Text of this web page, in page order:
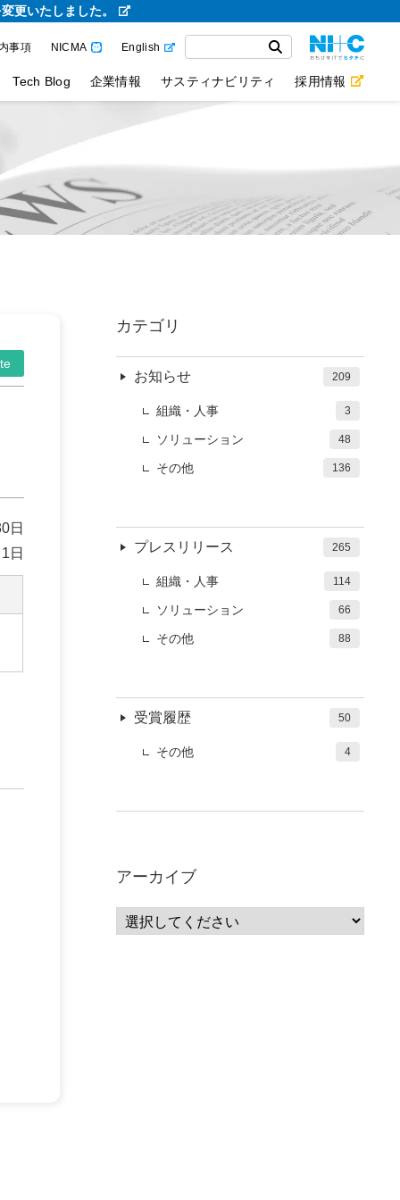
更いたしました。
事項 NICMA English
Tech Blog 企業情報 サスティナビリティ 採用情報
日
日
カテゴリ
お知らせ 209
組織・人事 3
ソリューション 48
その他 136
プレスリリース 265
組織・人事 114
ソリューション 66
その他 88
受賞履歴 50
その他 4
アーカイブ